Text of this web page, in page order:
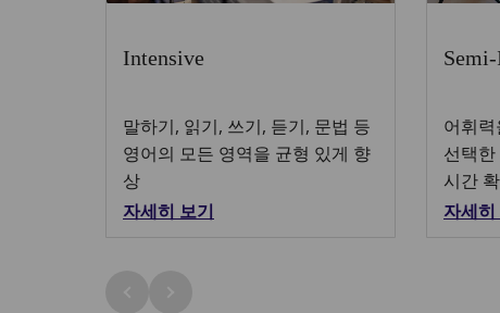
Intensive
말하기, 읽기, 쓰기, 듣기, 문법 등
영어의 모든 영역을 균형 있게 향
상
자세히 보기
어휘
선택
시간
자세히